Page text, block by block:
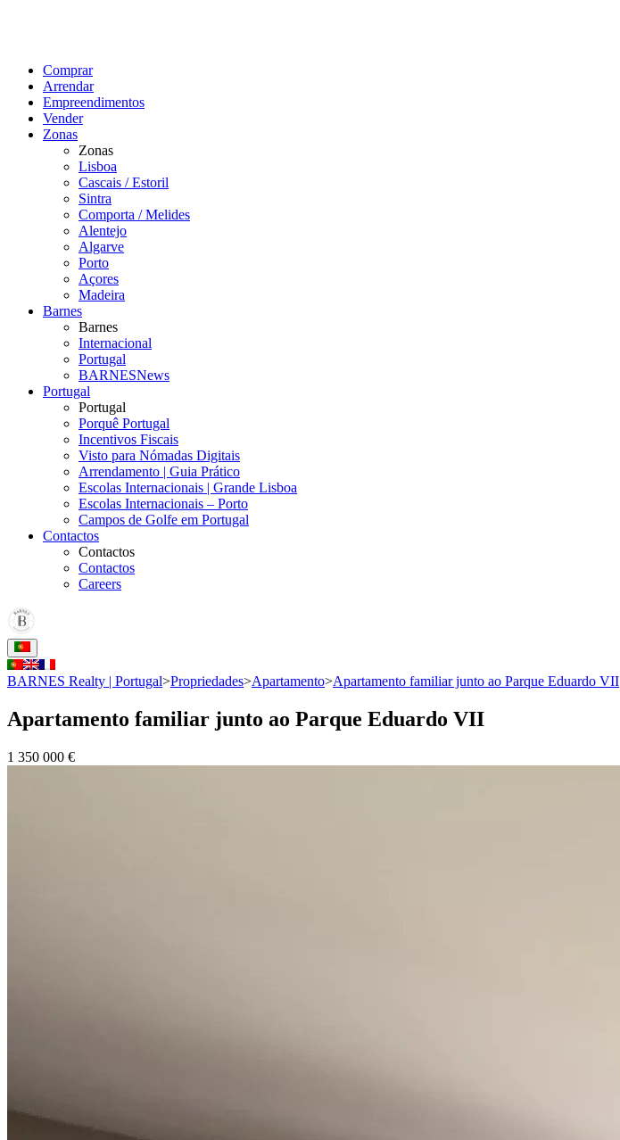
Comprar
Arrendar
Empreendimentos
Vender
Zonas
Zonas
Lisboa
Cascais / Estoril
Sintra
Comporta / Melides
Alentejo
Algarve
Porto
Açores
Madeira
Barnes
Barnes
Internacional
Portugal
BARNESNews
Portugal
Portugal
Porquê Portugal
Incentivos Fiscais
Visto para Nómadas Digitais
Arrendamento | Guia Prático
Escolas Internacionais | Grande Lisboa
Escolas Internacionais – Porto
Campos de Golfe em Portugal
Contactos
Contactos
Contactos
Careers
BARNES Realty | Portugal>Propriedades>Apartamento>Apartamento familiar junto ao Parque Eduardo VII
Apartamento familiar junto ao Parque Eduardo VII
1 350 000 €